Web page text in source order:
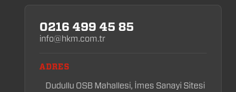
0216 499 45 85
info@hkm.com.tr
ADRES
Dudullu OSB Mahallesi, İmes Sanayi Sitesi